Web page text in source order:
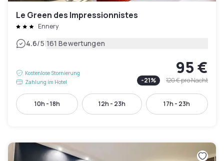
Le Green des Impressionnistes
Ennery
4.6/5|161 Bewertungen
Kostenlose Stornierung
Zahlung im Hotel
95 €
-21% 120 €pro Nacht
10h - 18h 12h - 23h 17h - 23h